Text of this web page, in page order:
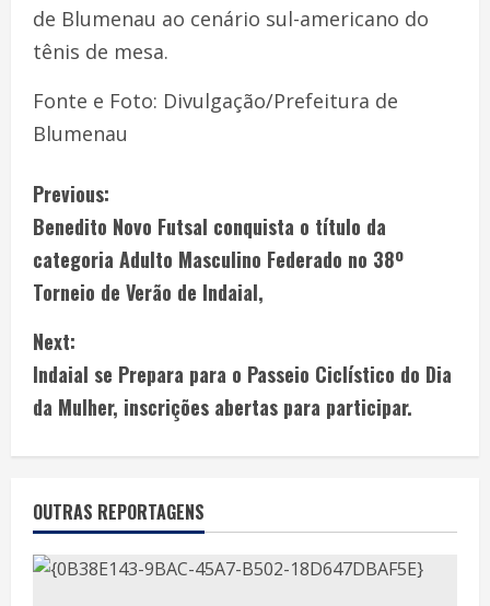
de Blumenau ao cenário sul-americano do
tênis de mesa.
Fonte e Foto: Divulgação/Prefeitura de
Blumenau
Previous:
Benedito Novo Futsal conquista o título da
categoria Adulto Masculino Federado no 38º
Torneio de Verão de Indaial,
Next:
Indaial se Prepara para o Passeio Ciclístico do Dia
da Mulher, inscrições abertas para participar.
OUTRAS REPORTAGENS